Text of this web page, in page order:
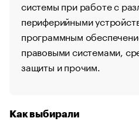
системы при работе с
периферийными
программным
правовыми системами,
защиты и прочим.
Как выбирали